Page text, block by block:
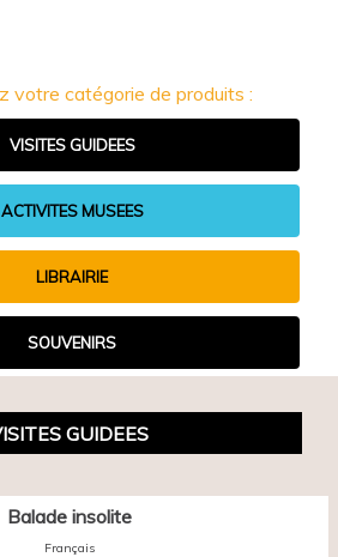
votre catégorie de produits :
VISITES GUIDEES
ACTIVITES MUSEES
LIBRAIRIE
SOUVENIRS
GUIDEES
Balade insolite
Français